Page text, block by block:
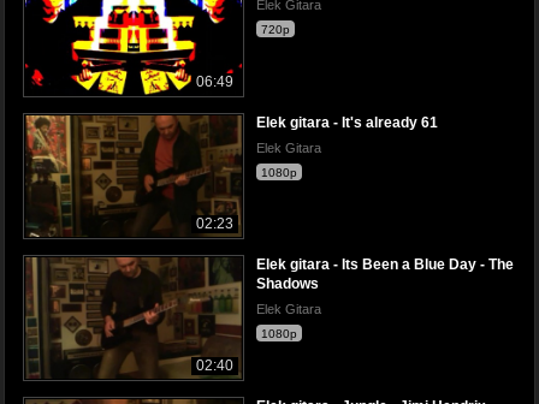
06:49
Elek Gitara
720p
02:23
Elek gitara - It's already 61
Elek Gitara
1080p
02:40
Elek gitara - Its Been a Blue Day - The
Shadows
Elek Gitara
1080p